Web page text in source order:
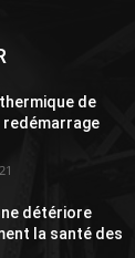
de
redémarrage
détériore
la santé des